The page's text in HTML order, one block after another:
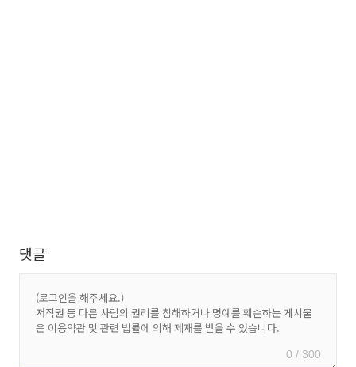
댓글
0 / 300